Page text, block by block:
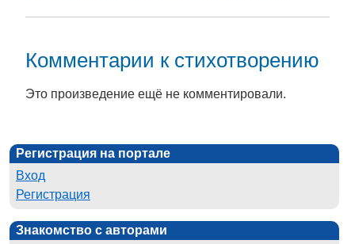
Комментарии к стихотворению
Это произведение ещё не комментировали.
Регистрация на портале
Вход
Регистрация
Знакомство с авторами